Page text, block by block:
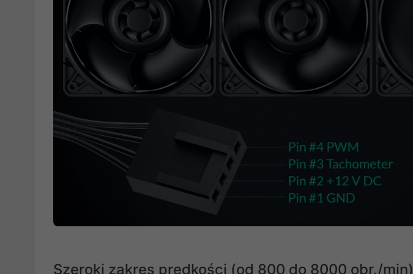
Szeroki zakres prędkości (od 800 do 8000 obr./min)